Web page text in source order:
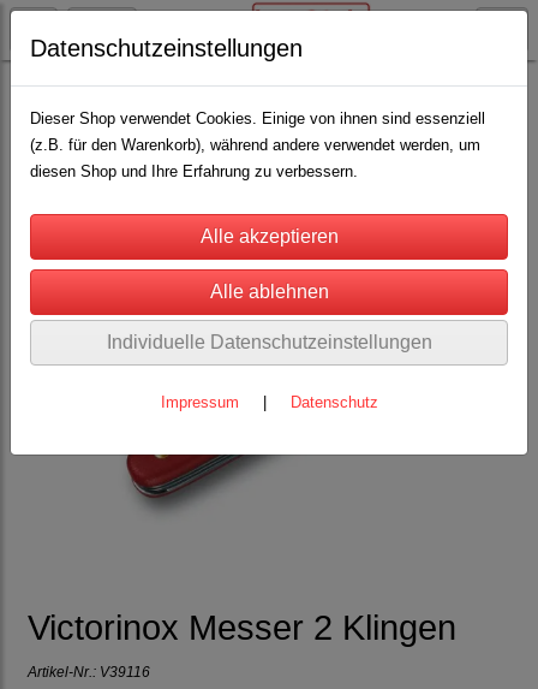
Schäfereibedarf Klauenpflege für Schafe Klauenmesser(17)
Victorinox Messer 2 Klingen
Artikel-Nr.: V39116
Datenschutzeinstellungen
Dieser Shop verwendet Cookies. Einige von ihnen sind essenziell
(z.B. für den Warenkorb), während andere verwendet werden, um
diesen Shop und Ihre Erfahrung zu verbessern.
Individuelle Datenschutzeinstellungen
Impressum Datenschutz